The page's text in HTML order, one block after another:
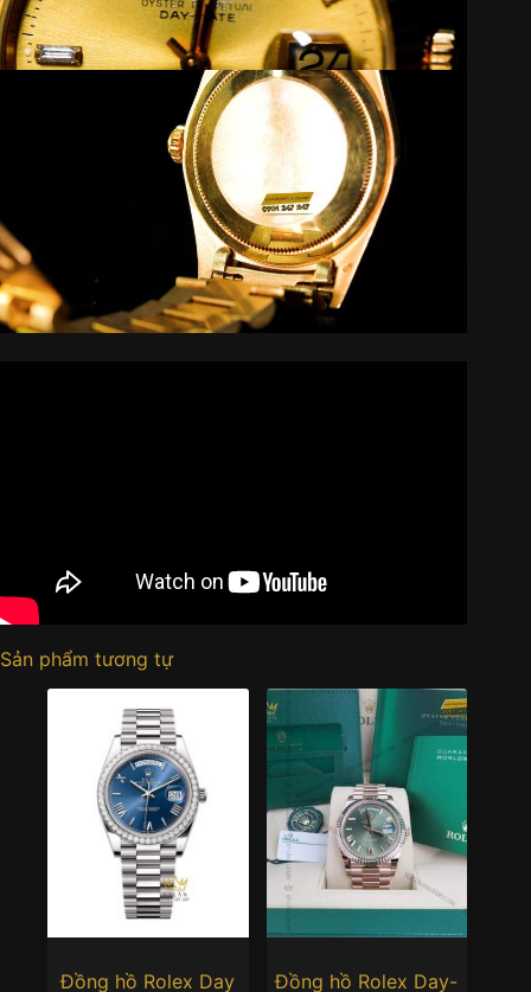
Sản phẩm tương tự
Đồng hồ Rolex Day
Đồng hồ Rolex Day-